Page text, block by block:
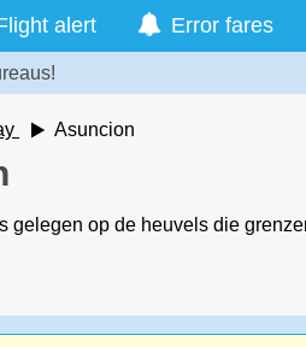
alert Error fares
Asuncion
op de heuvels die